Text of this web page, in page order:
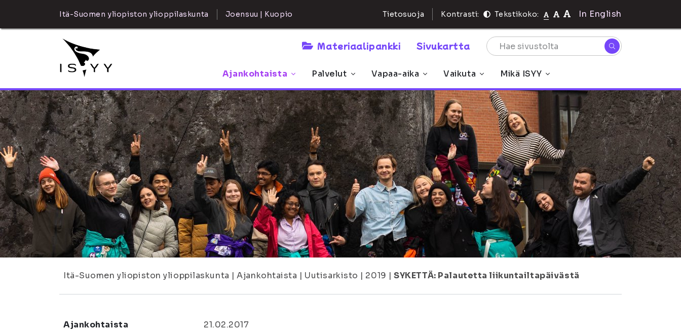
Itä-Suomen yliopiston ylioppilaskunta Joensuu | Kuopio Tietosuoja Kontrasti: Tekstikoko: In English
Materiaalipankki Sivukartta
Ajankohtaista Palvelut Vapaa-aika Vaikuta Mikä ISYY
Itä-Suomen yliopiston ylioppilaskunta | Ajankohtaista | Uutisarkisto | 2019 | SYKETTÄ: Palautetta liikuntailtapäivästä
Ajankohtaista
21.02.2017